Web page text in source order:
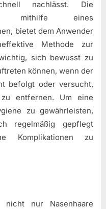
nachlässt. Die
mithilfe eines
bietet dem Anwender
Methode zur
sich bewusst zu
können, wenn der
befolgt oder versucht,
entfernen. Um eine
zu gewährleisten,
regelmäßig gepflegt
Komplikationen zu
nicht nur Nasenhaare